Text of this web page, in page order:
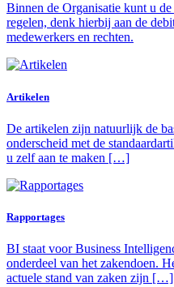
Binnen de Organisatie kunt u
regelen, denk hierbij aan de
medewerkers en rechten.
Artikelen
De artikelen zijn natuurlijk de
onderscheid met de
u zelf aan te maken […]
Rapportages
BI staat voor Business
onderdeel van het zakendoen.
actuele stand van zaken zijn […]